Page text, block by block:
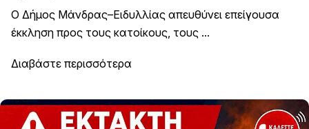
Ο Δήμος Μάνδρας–Ειδυλλίας απευθύνει επείγουσα
έκκληση προς τους κατοίκους, τους ...
Διαβάστε περισσότερα